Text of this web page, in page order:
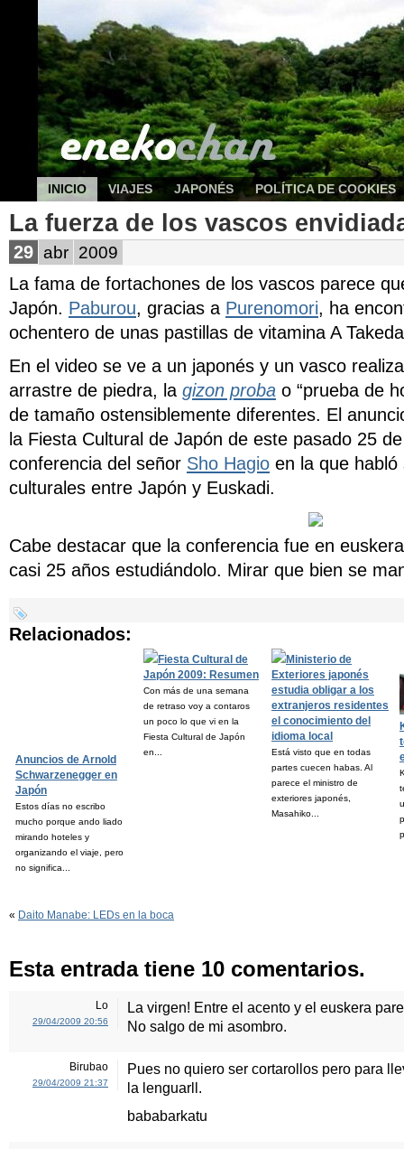
INICIO VIAJES JAPONÉS POLÍTICA DE COOKIES
La fuerza de los vascos
29 abr 2009
La fama de fortachones de los vascos parece
Japón. Paburou, gracias a Purenomori, ha
ochentero de unas pastillas de vitamina A
En el video se ve a un japonés y un vasco
arrastre de piedra, la gizon proba o “prueba de
de tamaño ostensiblemente diferentes. El
la Fiesta Cultural de Japón de este pasado 25
conferencia del señor Sho Hagio en la que
culturales entre Japón y Euskadi.
Cabe destacar que la conferencia fue en
casi 25 años estudiándolo. Mirar que bien se
Relacionados:
Anuncios de Arnold
Schwarzenegger en
Japón
Estos días no escribo
mucho porque ando liado
mirando hoteles y
organizando el viaje, pero
no significa...
Fiesta Cultural de
Japón 2009: Resumen
Con más de una semana
de retraso voy a contaros
un poco lo que vi en la
Fiesta Cultural de Japón
en...
Ministerio de
Exteriores japonés
estudia obligar a los
extranjeros residentes
el conocimiento del
idioma local
Está visto que en todas
partes cuecen habas. Al
parece el ministro de
exteriores japonés,
Masahiko...
« Daito Manabe: LEDs en la boca
Esta entrada tiene 10 comentarios.
Lo
29/04/2009 20:56
La virgen! Entre el acento y el euskera
No salgo de mi asombro.
Birubao
29/04/2009 21:37
Pues no quiero ser cortarollos pero para
la lenguarll.
bababarkatu